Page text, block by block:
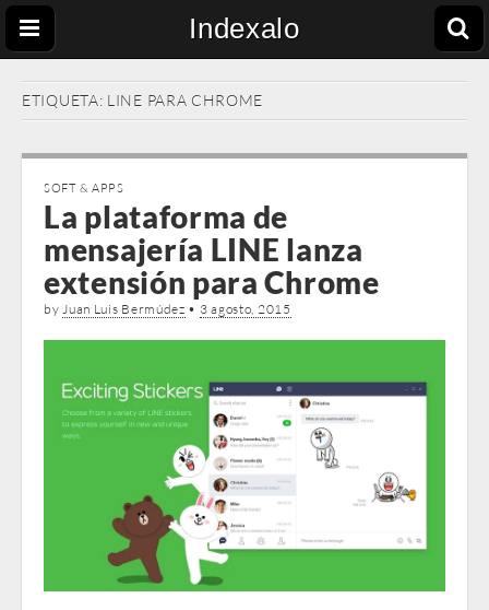
Indexalo
ETIQUETA: LINE PARA CHROME
SOFT & APPS
La plataforma de
mensajería LINE lanza
extensión para Chrome
byJuan Luis Bermúdez • 3 agosto, 2015